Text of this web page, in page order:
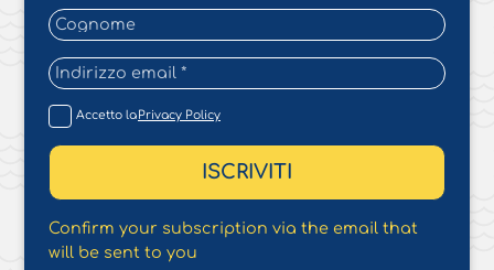
Accetto laPrivacy Policy
Confirm your subscription via the email that
will be sent to you